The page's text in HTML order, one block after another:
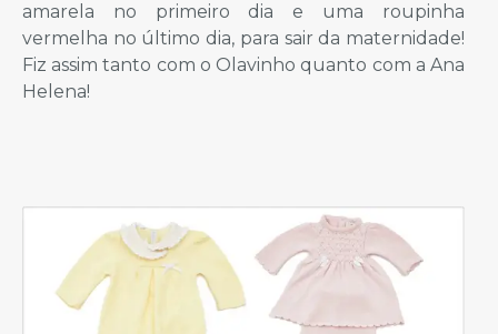
amarela no primeiro dia e uma roupinha
vermelha no último dia, para sair da maternidade!
Fiz assim tanto com o Olavinho quanto com a Ana
Helena!